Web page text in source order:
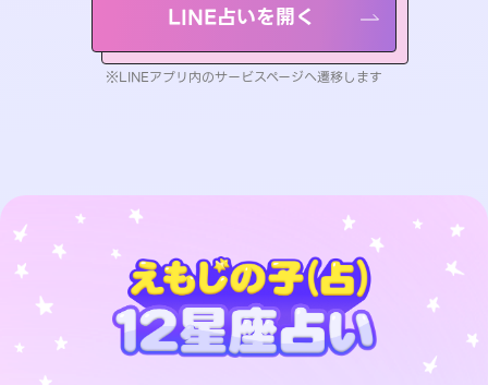
LINE占いを開く
※LINEアプリ内のサービスページへ遷移します